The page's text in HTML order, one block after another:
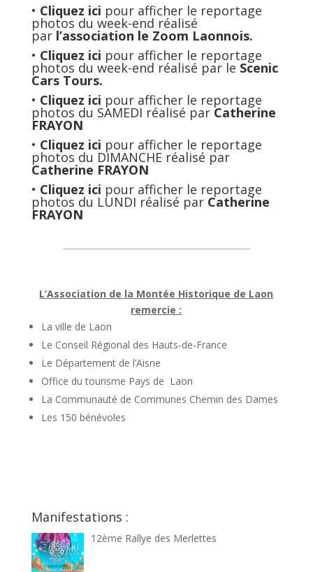
• Cliquez ici pour afficher le reportage
photos du week-end réalisé
par l’association le Zoom Laonnois.
• Cliquez ici pour afficher le reportage
photos du week-end réalisé par le Scenic
Cars Tours.
• Cliquez ici pour afficher le reportage
photos du SAMEDI réalisé par Catherine
FRAYON
• Cliquez ici pour afficher le reportage
photos du DIMANCHE réalisé par
Catherine FRAYON
• Cliquez ici pour afficher le reportage
photos du LUNDI réalisé par Catherine
FRAYON
L’Association de la Montée Historique de Laon
remercie :
La ville de Laon
Le Conseil Régional des Hauts-de-France
Le Département de l’Aisne
Office du tourisme Pays de Laon
La Communauté de Communes Chemin des Dames
Les 150 bénévoles
Manifestations :
12ème Rallye des Merlettes